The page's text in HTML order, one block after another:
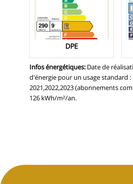
DPE
Infos énergétiques: Date de
d'énergie pour un usage standard :
2021,2022,2023 (abonnements
126 kWh/m²/an.